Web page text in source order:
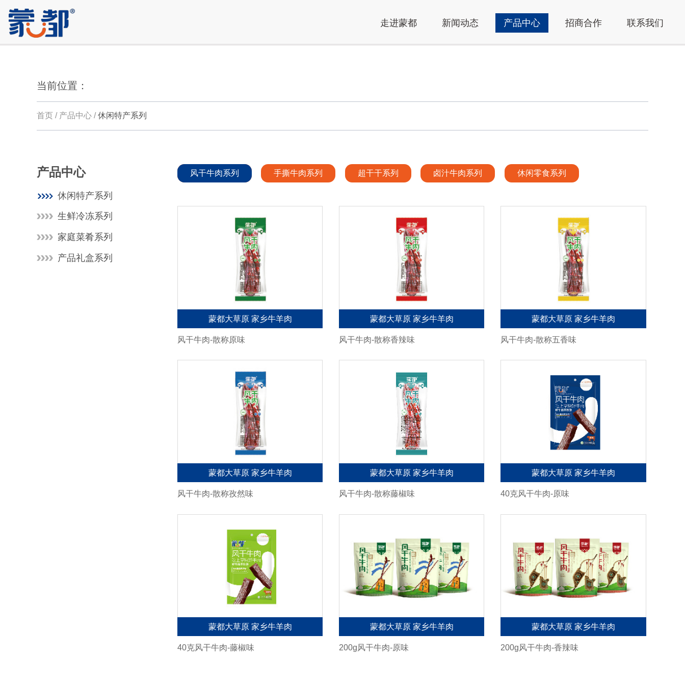
走进蒙都 新闻动态 产品中心 招商合作 联系我们
当前位置：
首页 / 产品中心 /休闲特产系列
产品中心
休闲特产系列
生鲜冷冻系列
家庭菜肴系列
产品礼盒系列
风干牛肉系列 手撕牛肉系列 超干干系列 卤汁牛肉系列 休闲零食系列
蒙都大草原 家乡牛羊肉
风干牛肉-散称原味
蒙都大草原 家乡牛羊肉
风干牛肉-散称香辣味
蒙都大草原 家乡牛羊肉
风干牛肉-散称五香味
蒙都大草原 家乡牛羊肉
风干牛肉-散称孜然味
蒙都大草原 家乡牛羊肉
风干牛肉-散称藤椒味
蒙都大草原 家乡牛羊肉
40克风干牛肉-原味
蒙都大草原 家乡牛羊肉
40克风干牛肉-藤椒味
蒙都大草原 家乡牛羊肉
200g风干牛肉-原味
蒙都大草原 家乡牛羊肉
200g风干牛肉-香辣味